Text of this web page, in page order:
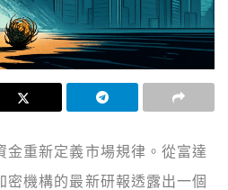
金重新定義市場規律。從富達
密機構的最新研報透露出一個